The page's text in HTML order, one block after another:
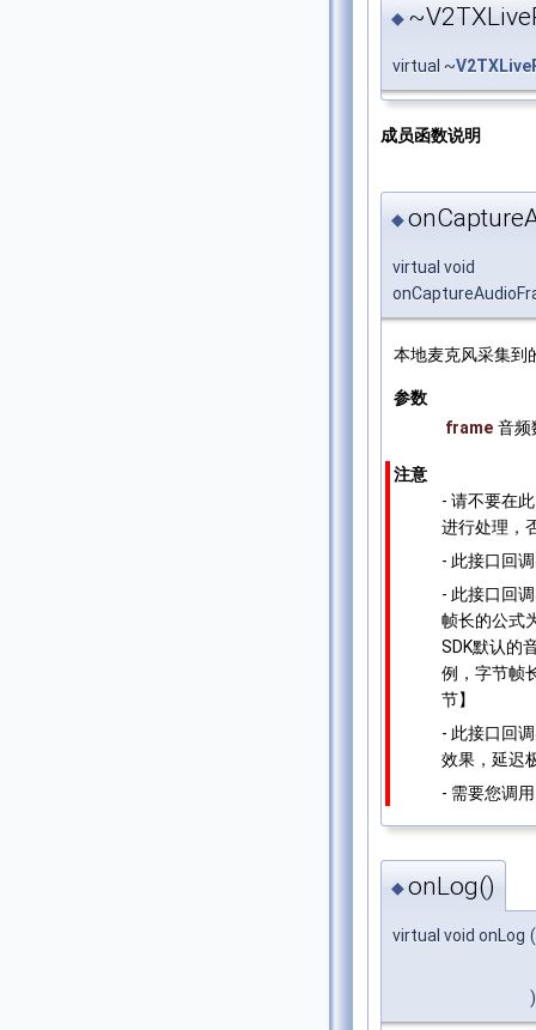
◆
virtual ~
成员函数说明
◆
virtual void
本地麦克风采集到
参数
frame 音频
注意
- 请不要在
进行处理，
- 此接口回
- 此接口回
帧长的公式
SDK默认的
例，字节帧
节】
- 此接口回
效果，延迟
- 需要您调
◆onLog()
virtual void onLog (
)